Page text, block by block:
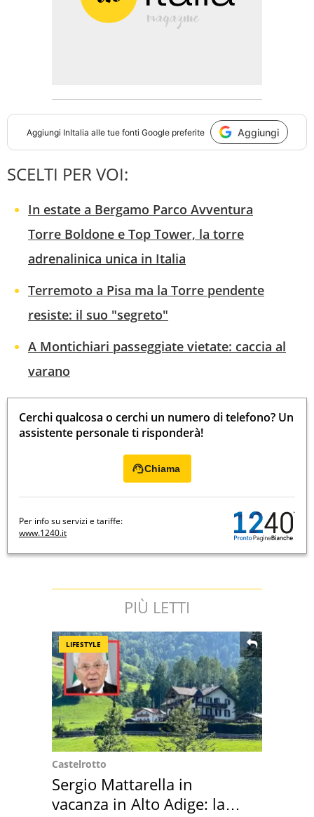
Aggiungi InItalia alle tue fonti Google preferite Aggiungi
SCELTI PER VOI:
In estate a Bergamo Parco Avventura
Torre Boldone e Top Tower, la torre
adrenalinica unica in Italia
Terremoto a Pisa ma la Torre pendente
resiste: il suo "segreto"
A Montichiari passeggiate vietate: caccia al
varano
Cerchi qualcosa o cerchi un numero di telefono? Un
assistente personale ti risponderà!
Chiama
Per info su servizi e tariffe:
www.1240.it
PIÙ LETTI
LIFESTYLE
Castelrotto
Sergio Mattarella in
vacanza in Alto Adige: la